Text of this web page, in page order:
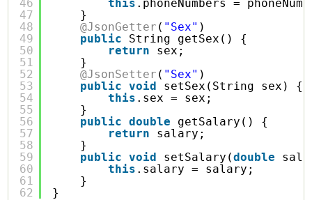
46
47
48
49
50
51
52
53
54
55
56
57
58
59
60
61
62
this .phoneNumbers =
}
@JsonGetter ( "Sex" )
public
String getSex() {
return
sex;
}
@JsonSetter ( "Sex" )
public
void
setSex(String sex) {
this .sex = sex;
}
public
double
getSalary() {
return
salary;
}
public
void setSalary(double
this .salary = salary;
}
}